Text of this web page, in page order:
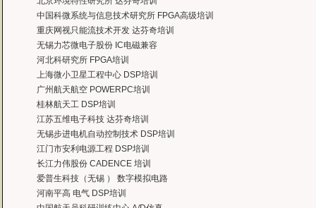
上海贝尔，李工
曙海培训DSP2000的老师，上课思路清晰，口齿清楚，由浅入深，重点突出，培
达到了我们想要的效果，希望继续合作下去。
——中国电子科技集团技术部主任 马工
曙海的FPGA 培训很好地填补了高校FPGA培训空白，不错。总之，有利于学生
——上海电子，冯老师
曙海给我们公司提供的Dsp6000培训，符合我们项目的开发要求，解决了很多困
——公安部第三研究所，项目部负责人李先生
MTK培训-我在网上找了很久，就是找不到。在曙海居然有MTK驱动的培训，老
——台湾双扬科技，研发处经理，杨先生
曙海对我们公司的iPhone培训，实验项目很多，确实学到了东西。受益无穷 啊
——台湾欧泽科技,张工
通过参加Symbian培训，再做Symbian相关的项目感觉更加得心应手了，理 论加
——IBM公司，沈经理
中国科微系统与信息技术研究所 FPGA高级培训
重庆网视只能流技术开发 达芬奇培训
无锡力芯微电子股份 IC电磁兼容
河北科研究所 FPGA培训
上海微小卫星工程中心 DSP培训
广州航天航空 POWERPC培训
桂林航天工 DSP培训
江苏五维电子科技 达芬奇培训
无锡步进电机自动控制技术 DSP培训
江门市安利电源工程 DSP培训
长江力伟股份 CADENCE 培训
爱普生科技（无锡 ） 数字模拟电路
河南平高 电气 DSP培训